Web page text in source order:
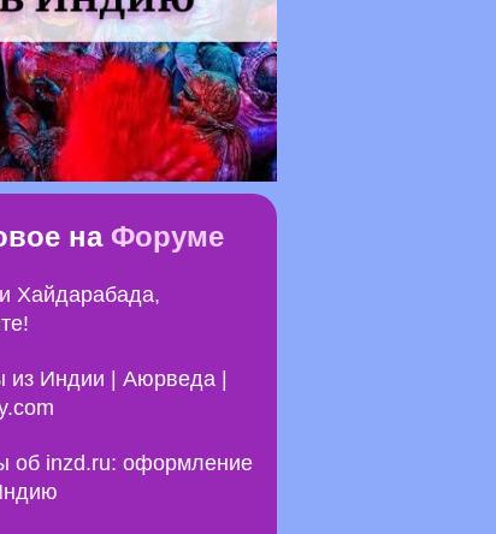
на Форуме
Хайдарабада,
из Индии | Аюрведа |
об inzd.ru: оформление